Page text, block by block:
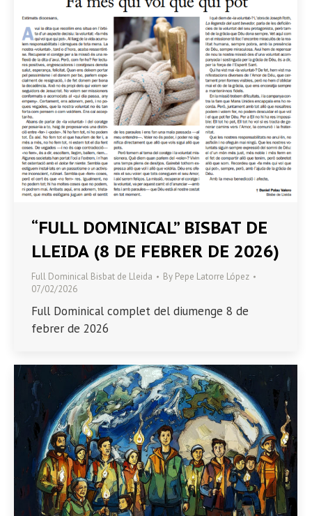
“FULL DOMINICAL” BISBAT DE
LLEIDA (8 DE FEBRER DE 2026)
Full Dominical Bisbat de Lleida By Pepe Latorre López
07/02/2026
Full Dominical complet del diumenge 8 de
febrer de 2026